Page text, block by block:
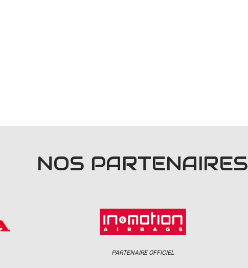
NOS PARTENAIRES
PARTENAIRE OFFICIEL